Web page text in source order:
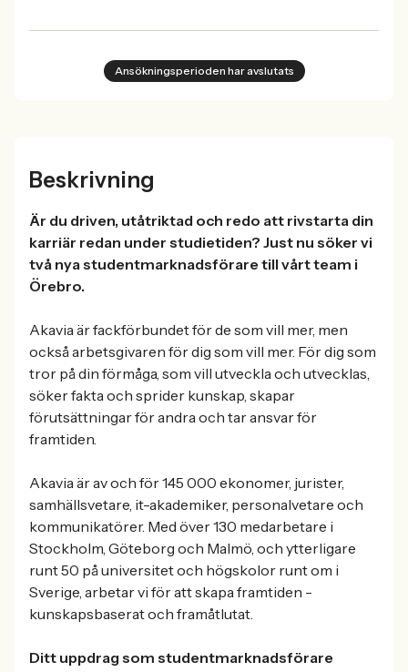
Ansökningsperioden har avslutats
Beskrivning
Är du driven, utåtriktad och redo att rivstarta din
karriär redan under studietiden? Just nu söker vi
två nya studentmarknadsförare till vårt team i
Örebro.
Akavia är fackförbundet för de som vill mer, men
också arbetsgivaren för dig som vill mer. För dig som
tror på din förmåga, som vill utveckla och utvecklas,
söker fakta och sprider kunskap, skapar
förutsättningar för andra och tar ansvar för
framtiden.
Akavia är av och för 145 000 ekonomer, jurister,
samhällsvetare, it-akademiker, personalvetare och
kommunikatörer. Med över 130 medarbetare i
Stockholm, Göteborg och Malmö, och ytterligare
runt 50 på universitet och högskolor runt om i
Sverige, arbetar vi för att skapa framtiden -
kunskapsbaserat och framåtlutat.
Ditt uppdrag som studentmarknadsförare